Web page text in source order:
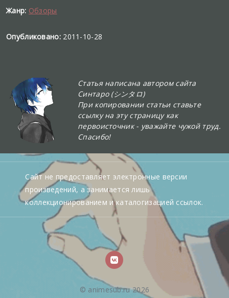
Жанр: Обзоры
Опубликовано:2011-10-28
Статья написана автором сайта
Синтаро (シンタロ)
При копировании статьи ставьте
ссылку на эту страницу как
первоисточник - уважайте чужой труд.
Спасибо!
Сайт не предоставляет электронные версии
произведений, а занимается лишь
коллекционированием и каталогизацией ссылок.
© animesub.ru 2026